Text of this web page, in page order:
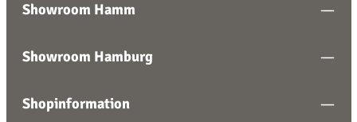
Showroom Hamm
Showroom Hamburg
Shopinformation